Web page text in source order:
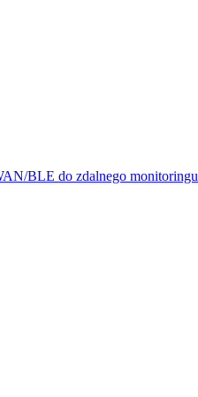
BLE do zdalnego monitoringu